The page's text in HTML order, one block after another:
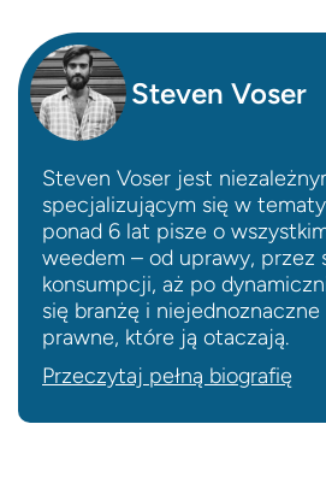
Steven Voser
Steven Voser jest
specjalizującym się w
ponad 6 lat pisze o
weedem – od uprawy, przez
konsumpcji, aż po
się branżę i
prawne, które ją otaczają.
Przeczytaj pełną biografię